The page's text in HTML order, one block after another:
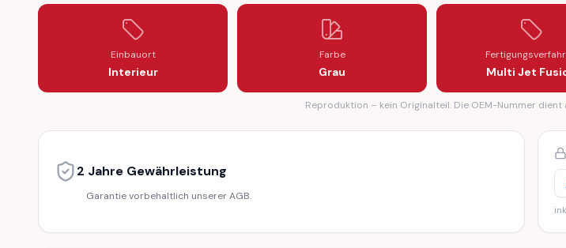
Einbauort
Interieur
Farbe
Grau Multi Jet
Reproduktion – kein Originalteil. Die OEM-Nummer
2 Jahre Gewährleistung
Garantie vorbehaltlich unserer AGB.